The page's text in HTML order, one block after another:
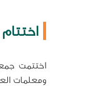
اختتمت
ومعلمات